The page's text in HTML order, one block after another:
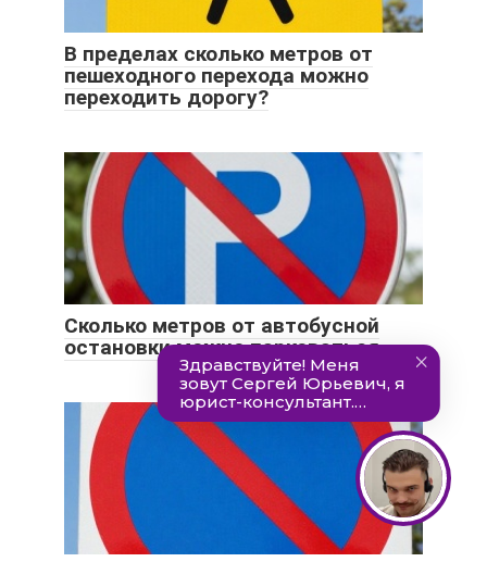
В пределах сколько метров от
пешеходного перехода можно
переходить дорогу?
Сколько метров от автобусной
остановки можно парковаться